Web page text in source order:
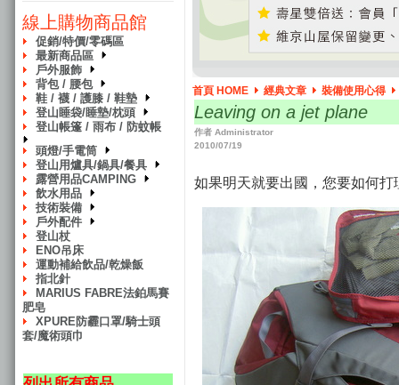
線上購物商品館
促銷/特價/零碼區
最新商品區
戶外服飾
背包 / 腰包
鞋 / 襪 / 護膝 / 鞋墊
登山睡袋/睡墊/枕頭
登山帳篷 / 雨布 / 防蚊帳
頭燈/手電筒
登山用爐具/鍋具/餐具
露營用品CAMPING
飲水用品
技術裝備
戶外配件
登山杖
ENO吊床
運動補給飲品/乾燥飯
指北針
MARIUS FABRE法鉑馬賽
肥皂
XPURE防霾口罩/騎士頭
套/魔術頭巾
首頁 HOME 經典文章 裝備使用心得
Leaving on a jet plane
作者 Administrator
2010/07/19
如果明天就要出國，您要如何